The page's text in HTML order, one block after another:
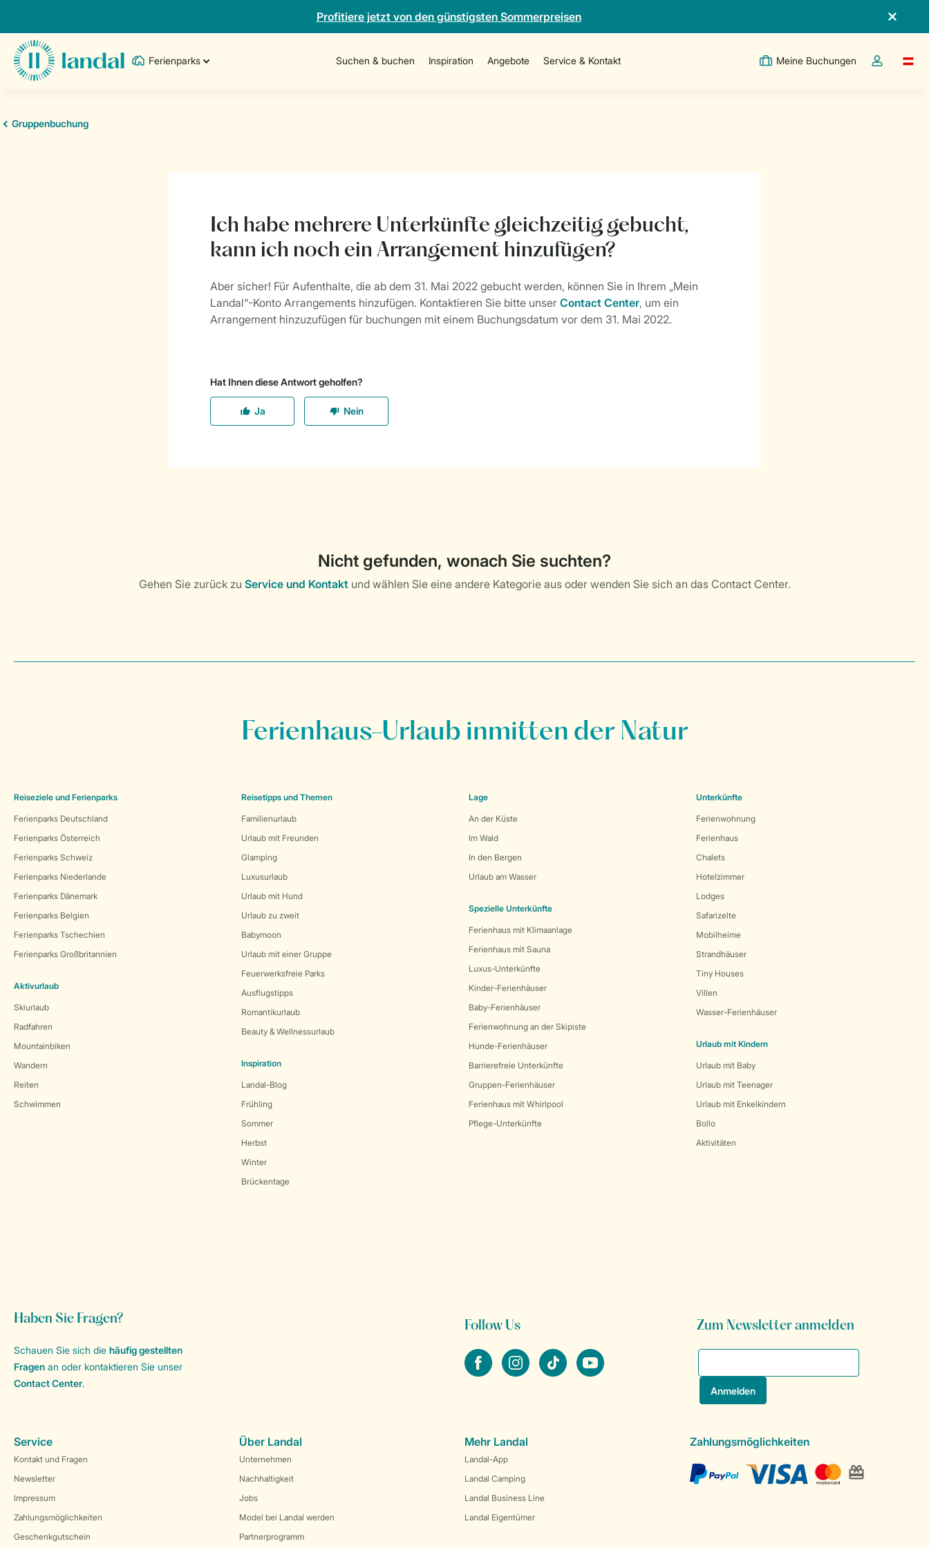
Profitiere jetzt von den günstigsten Sommerpreisen
Ferienparks Suchen & buchen Inspiration Angebote Service & Kontakt Meine Buchungen
Dropdown-
Ferienhaus-Urlaub inmitten der Natur
Reiseziele und Ferienparks
Ferienparks Deutschland
Ferienparks Österreich
Ferienparks Schweiz
Ferienparks Niederlande
Ferienparks Dänemark
Ferienparks Belgien
Ferienparks Tschechien
Ferienparks Großbritannien
Aktivurlaub
Skiurlaub
Radfahren
Mountainbiken
Wandern
Reiten
Schwimmen
Reisetipps und Themen
Familienurlaub
Urlaub mit Freunden
Glamping
Luxusurlaub
Urlaub mit Hund
Urlaub zu zweit
Babymoon
Urlaub mit einer Gruppe
Feuerwerksfreie Parks
Ausflugstipps
Romantikurlaub
Beauty & Wellnessurlaub
Inspiration
Landal-Blog
Frühling
Sommer
Herbst
Winter
Brückentage
Lage
An der Küste
Im Wald
In den Bergen
Urlaub am Wasser
Spezielle Unterkünfte
Ferienhaus mit Klimaanlage
Ferienhaus mit Sauna
Luxus-Unterkünfte
Kinder-Ferienhäuser
Baby-Ferienhäuser
Ferienwohnung an der Skipiste
Hunde-Ferienhäuser
Barrierefreie Unterkünfte
Gruppen-Ferienhäuser
Ferienhaus mit Whirlpool
Pflege-Unterkünfte
Unterkünfte
Ferienwohnung
Ferienhaus
Chalets
Hotelzimmer
Lodges
Safarizelte
Mobilheime
Strandhäuser
Tiny Houses
Villen
Wasser-Ferienhäuser
Urlaub mit Kindern
Urlaub mit Baby
Urlaub mit Teenager
Urlaub mit Enkelkindern
Bollo
Aktivitäten
Haben Sie Fragen?
Schauen Sie sich die häufig gestellten
Fragen an oder kontaktieren Sie unser
Contact Center.
Follow Us
facebookinstagramtiktok youtube
Zum Newsletter anmelden
Service
Kontakt und Fragen
Newsletter
Impressum
Zahlungsmöglichkeiten
Geschenkgutschein
Über Landal
Unternehmen
Nachhaltigkeit
Jobs
Model bei Landal werden
Partnerprogramm
Mehr Landal
Landal-App
Landal Camping
Landal Business Line
Landal Eigentümer
Zahlungsmöglichkeiten